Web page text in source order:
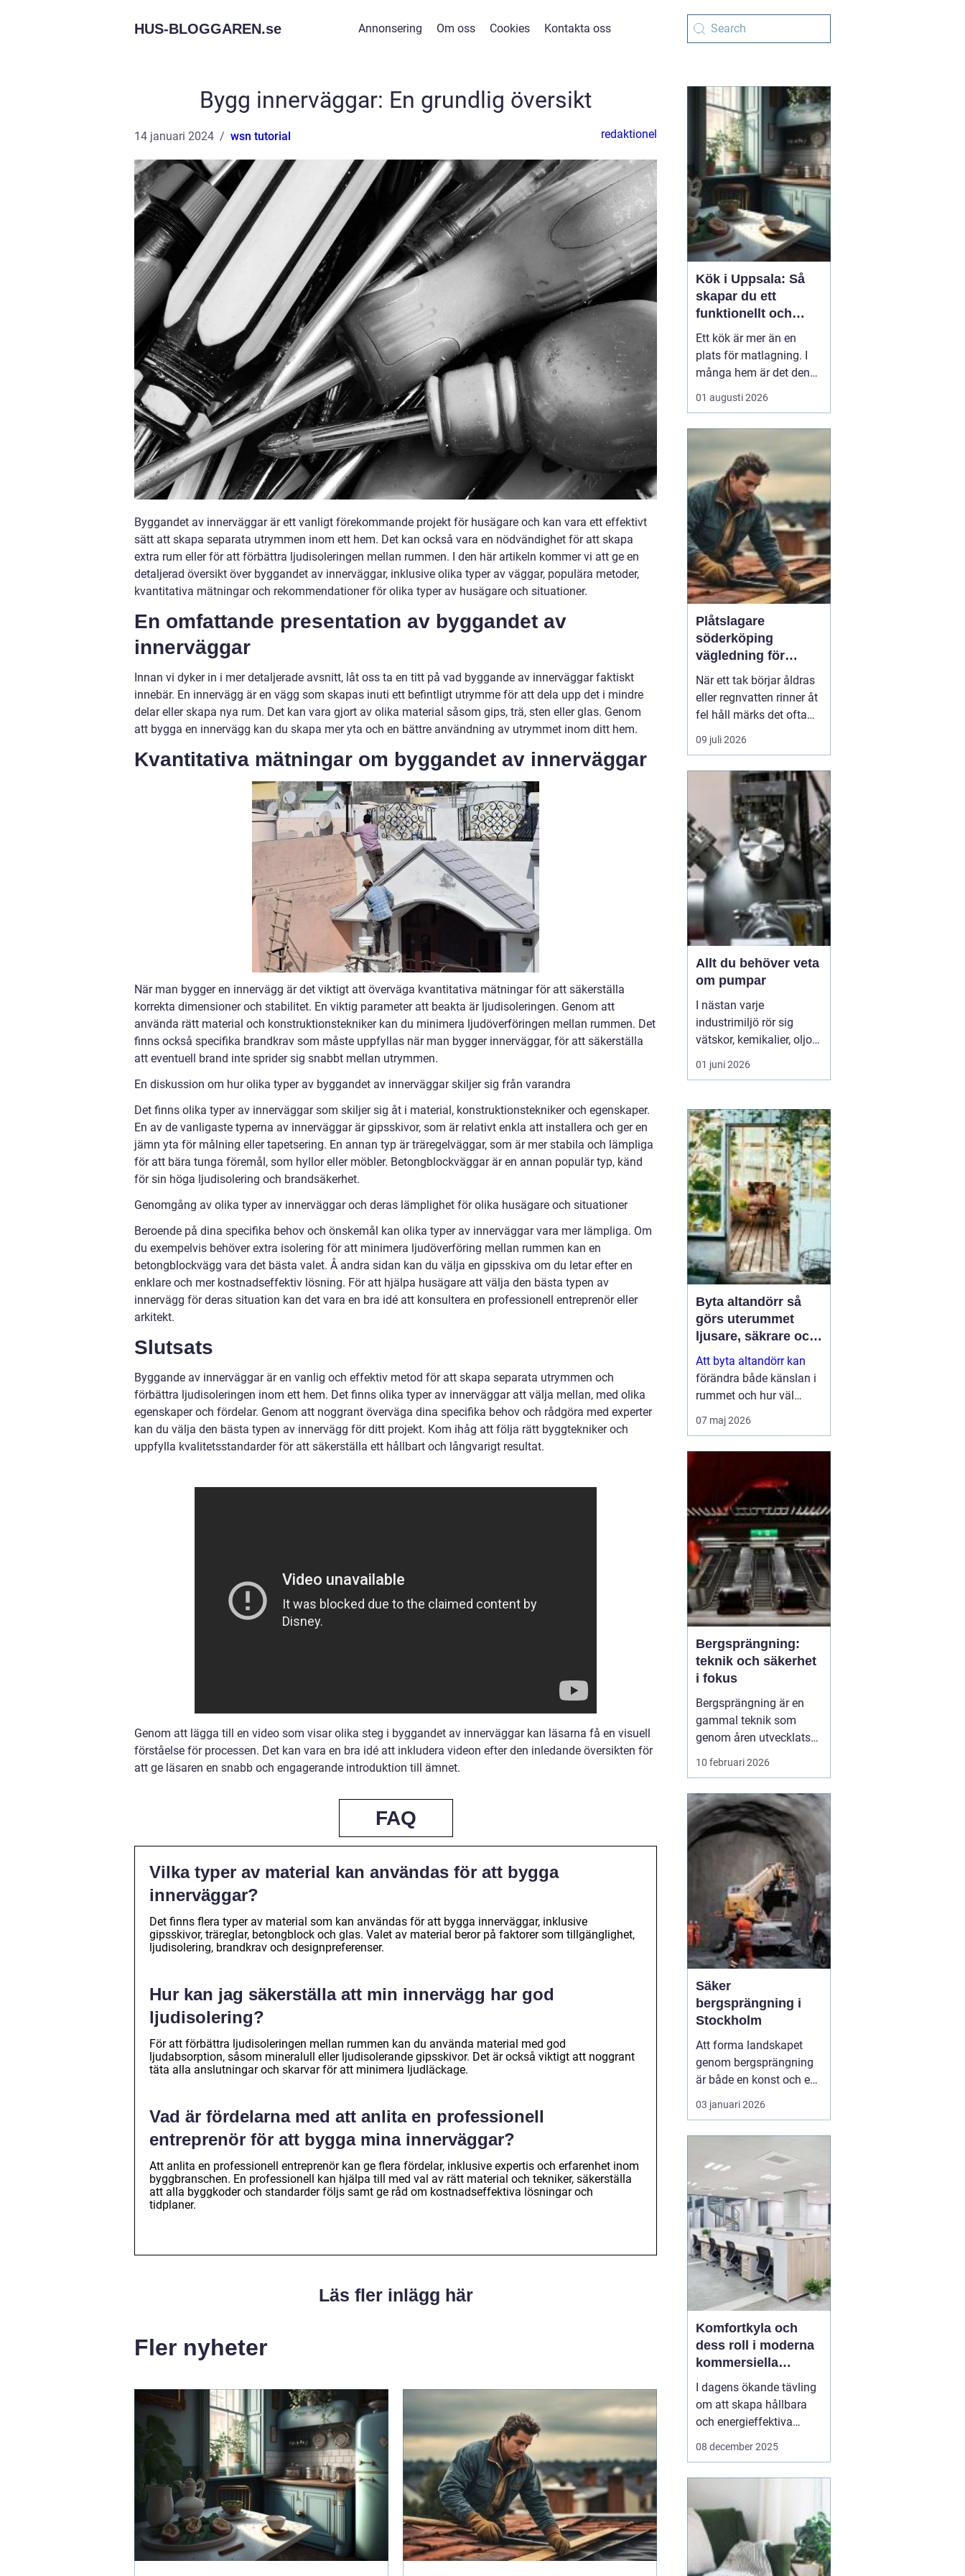
HUS-BLOGGAREN.se Annonsering Om oss Cookies Kontakta oss
Bygg innerväggar: En grundlig översikt
14 januari 2024 wsn tutorial redaktionel
Byggandet av innerväggar är ett vanligt förekommande projekt för husägare och kan vara ett effektivt
sätt att skapa separata utrymmen inom ett hem. Det kan också vara en nödvändighet för att skapa
extra rum eller för att förbättra ljudisoleringen mellan rummen. I den här artikeln kommer vi att ge en
detaljerad översikt över byggandet av innerväggar, inklusive olika typer av väggar, populära metoder,
kvantitativa mätningar och rekommendationer för olika typer av husägare och situationer.
En omfattande presentation av byggandet av
innerväggar
Innan vi dyker in i mer detaljerade avsnitt, låt oss ta en titt på vad byggande av innerväggar faktiskt
innebär. En innervägg är en vägg som skapas inuti ett befintligt utrymme för att dela upp det i mindre
delar eller skapa nya rum. Det kan vara gjort av olika material såsom gips, trä, sten eller glas. Genom
att bygga en innervägg kan du skapa mer yta och en bättre användning av utrymmet inom ditt hem.
Kvantitativa mätningar om byggandet av innerväggar
När man bygger en innervägg är det viktigt att överväga kvantitativa mätningar för att säkerställa
korrekta dimensioner och stabilitet. En viktig parameter att beakta är ljudisoleringen. Genom att
använda rätt material och konstruktionstekniker kan du minimera ljudöverföringen mellan rummen. Det
finns också specifika brandkrav som måste uppfyllas när man bygger innerväggar, för att säkerställa
att eventuell brand inte sprider sig snabbt mellan utrymmen.
En diskussion om hur olika typer av byggandet av innerväggar skiljer sig från varandra
Det finns olika typer av innerväggar som skiljer sig åt i material, konstruktionstekniker och egenskaper.
En av de vanligaste typerna av innerväggar är gipsskivor, som är relativt enkla att installera och ger en
jämn yta för målning eller tapetsering. En annan typ är träregelväggar, som är mer stabila och lämpliga
för att bära tunga föremål, som hyllor eller möbler. Betongblockväggar är en annan populär typ, känd
för sin höga ljudisolering och brandsäkerhet.
Genomgång av olika typer av innerväggar och deras lämplighet för olika husägare och situationer
Beroende på dina specifika behov och önskemål kan olika typer av innerväggar vara mer lämpliga. Om
du exempelvis behöver extra isolering för att minimera ljudöverföring mellan rummen kan en
betongblockvägg vara det bästa valet. Å andra sidan kan du välja en gipsskiva om du letar efter en
enklare och mer kostnadseffektiv lösning. För att hjälpa husägare att välja den bästa typen av
innervägg för deras situation kan det vara en bra idé att konsultera en professionell entreprenör eller
arkitekt.
Slutsats
Byggande av innerväggar är en vanlig och effektiv metod för att skapa separata utrymmen och
förbättra ljudisoleringen inom ett hem. Det finns olika typer av innerväggar att välja mellan, med olika
egenskaper och fördelar. Genom att noggrant överväga dina specifika behov och rådgöra med experter
kan du välja den bästa typen av innervägg för ditt projekt. Kom ihåg att följa rätt byggtekniker och
uppfylla kvalitetsstandarder för att säkerställa ett hållbart och långvarigt resultat.
Genom att lägga till en video som visar olika steg i byggandet av innerväggar kan läsarna få en visuell
förståelse för processen. Det kan vara en bra idé att inkludera videon efter den inledande översikten för
att ge läsaren en snabb och engagerande introduktion till ämnet.
FAQ
Vilka typer av material kan användas för att bygga
innerväggar?
Det finns flera typer av material som kan användas för att bygga innerväggar, inklusive
gipsskivor, träreglar, betongblock och glas. Valet av material beror på faktorer som tillgänglighet,
ljudisolering, brandkrav och designpreferenser.
Hur kan jag säkerställa att min innervägg har god
ljudisolering?
För att förbättra ljudisoleringen mellan rummen kan du använda material med god
ljudabsorption, såsom mineralull eller ljudisolerande gipsskivor. Det är också viktigt att noggrant
täta alla anslutningar och skarvar för att minimera ljudläckage.
Vad är fördelarna med att anlita en professionell
entreprenör för att bygga mina innerväggar?
Att anlita en professionell entreprenör kan ge flera fördelar, inklusive expertis och erfarenhet inom
byggbranschen. En professionell kan hjälpa till med val av rätt material och tekniker, säkerställa
att alla byggkoder och standarder följs samt ge råd om kostnadseffektiva lösningar och
tidplaner.
Läs fler inlägg här
Fler nyheter
Kök i Uppsala: Så
skapar du ett
funktionellt och
personligt kök
Ett kök är mer än en
plats för matlagning. I
många hem är det den
samlingspunkten där
boende i Uppsala söker
inspiration kring kök
Uppsala h...
01 augusti 2026
Plåtslagare
söderköping
vägledning för
hållbara tak och
plåtdetaljer
När ett tak börjar åldras
eller regnvatten rinner åt
fel håll märks det ofta
först som en liten
irritation. Några droppar
missfärgat hörn på
fasaden, ett konstigt
drag vid vinden. Men
bakom sådana tecken
döljer sig ofta
plåtdetaljer...
09 juli 2026
Allt du behöver veta
om pumpar
I nästan varje
industrimiljö rör sig
vätskor, kemikalier, oljor
eller slam i bakgrunden.
Ofta är det pumpar som
effektivt. När rätt pump
sitter på rätt plats rullar
produktionen p...
01 juni 2026
Byta altandörr så
görs uterummet
ljusare, säkrare och
mer energieffektivt
Att byta altandörr kan
förändra både känslan i
rummet och hur väl
bostaden fungerar i
vardagen. En modern
och buller och ger ett
tryggare skydd...
07 maj 2026
Bergsprängning:
teknik och säkerhet
i fokus
Bergsprängning är en
gammal teknik som
genom åren utvecklats
till en oumbärlig del av
Genom att noggrant
tillämpa explosioner kan
man forma landskap
och bereda plats för
byggnati...
10 februari 2026
Säker
bergsprängning i
Stockholm
Att forma landskapet
genom bergsprängning
är både en konst och en
vetenskap. Med
precision och expertis
möjliggöra utveckling
där naturen annars
sätter gränser. I
Stockholm är bergsprä...
03 januari 2026
Komfortkyla och
dess roll i moderna
kommersiella
fastigheter
I dagens ökande tävling
om att skapa hållbara
och energieffektiva
byggnader, spelar
som kontor,
industrihallar och hotell,
har behovet av
komfortkyla blivit
08 december 2025